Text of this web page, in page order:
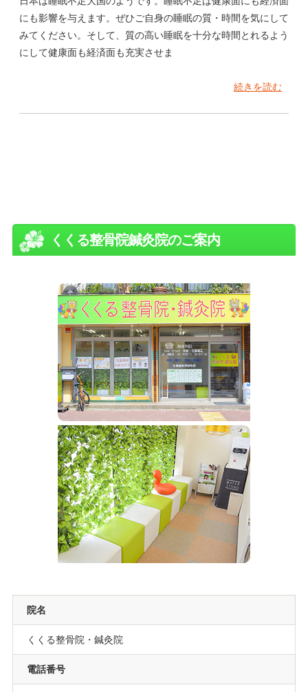
にも影響を与えます。ぜひご自身の睡眠の質・時間を気にして
みてください。そして、質の高い睡眠を十分な時間とれるよう
にして健康面も経済面も充実させま
続きを読む
くくる整骨院鍼灸院のご案内
院名
くくる整骨院・鍼灸院
電話番号